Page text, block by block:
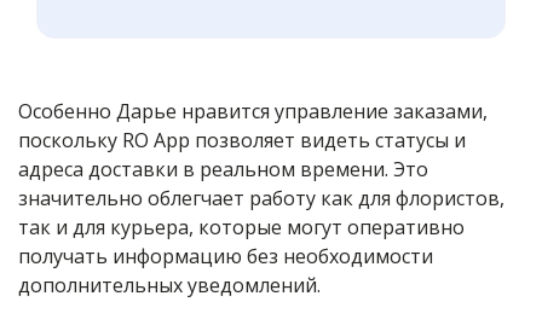
Особенно Дарье нравится управление заказами,
поскольку RO App позволяет видеть статусы и
адреса доставки в реальном времени. Это
значительно облегчает работу как для флористов,
так и для курьера, которые могут оперативно
получать информацию без необходимости
дополнительных уведомлений.